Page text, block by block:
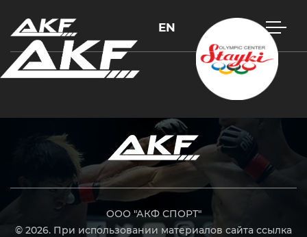
EN
ООО "АКФ СПОРТ"
© 2026. При использовании материалов сайта ссылка
Нажмите Enter для поиска или Esc, чтобы закрыть